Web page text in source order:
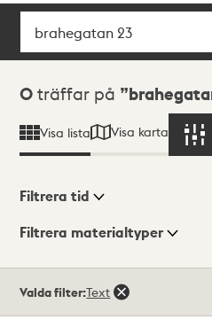
Sök
Sökresultat
0 träffar på
Visa lista Visa karta
Visningsläge
Filtrera tid
Filtrera materialtyper
träffar
Valda filter:Text